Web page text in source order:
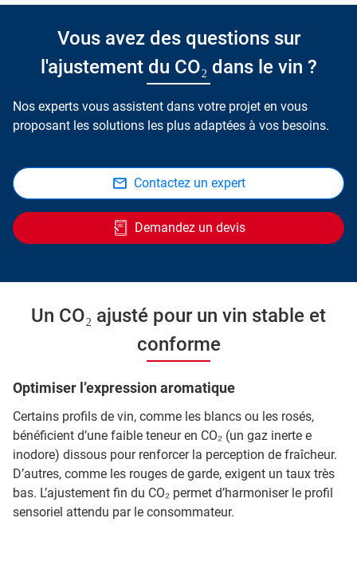
Vous avez des questions sur
l'ajustement du CO₂ dans le vin ?
Nos experts vous assistent dans votre projet en vous
proposant les solutions les plus adaptées à vos besoins.
Contactez un expert
Demandez un devis
Un CO₂ ajusté pour un vin stable et
conforme
Optimiser l’expression aromatique
Certains profils de vin, comme les blancs ou les rosés,
bénéficient d’une faible teneur en CO₂ (un gaz inerte e
inodore) dissous pour renforcer la perception de fraîcheur.
D’autres, comme les rouges de garde, exigent un taux très
bas. L’ajustement fin du CO₂ permet d’harmoniser le profil
sensoriel attendu par le consommateur.